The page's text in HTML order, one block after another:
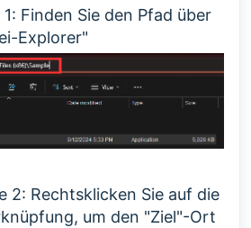
Finden Sie den Pfad über
Explorer"
2: Rechtsklicken Sie auf die
um den "Ziel"-Ort